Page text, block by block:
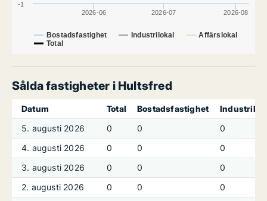
Bostadsfastighet Industrilokal
Affärslokal
Total
2026-06 2026-07 2026-08
-1
Sålda fastigheter i Hultsfred
Datum Total Bostadsfastighet
5. augusti 2026
0 0
0
4. augusti 2026
0 0
0
3. augusti 2026
0 0
0
2. augusti 2026
0 0
0